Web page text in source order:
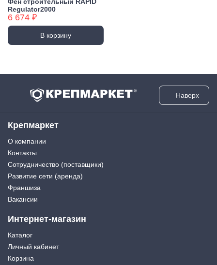
Regulator2000
6 674 ₽
В корзину
Наверх
Крепмаркет
О компании
Контакты
Сотрудничество (поставщики)
Развитие сети (аренда)
Франшиза
Вакансии
Интернет-магазин
Каталог
Личный кабинет
Корзина